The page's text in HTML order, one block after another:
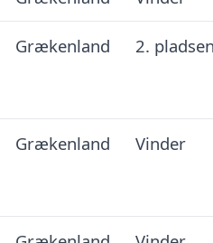
Grækenland 2.
Grækenland Vinder